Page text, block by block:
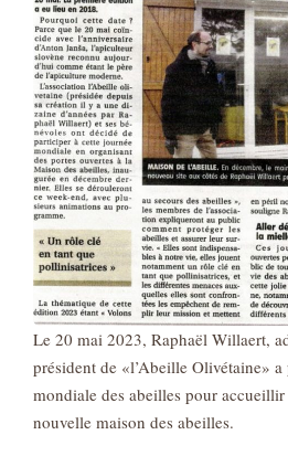
Le 20 mai 2023, Raphaël Willaert,
président de «l’Abeille Olivétaine»
mondiale des abeilles pour
nouvelle maison des abeilles.